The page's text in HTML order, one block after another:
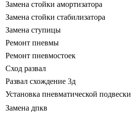
Замена стойки амортизатора
Замена стойки стабилизатора
Замена ступицы
Ремонт пневмы
Ремонт пневмостоек
Сход развал
Развал схождение 3д
Установка пневматической подвески
Замена дпкв